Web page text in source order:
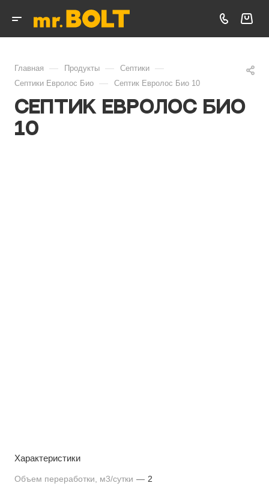
Главная — Продукты — Септики —
Септики Евролос Био — Септик Евролос Био 10
Септик Евролос Био
10
Характеристики
Объем переработки, м3/сутки — 2